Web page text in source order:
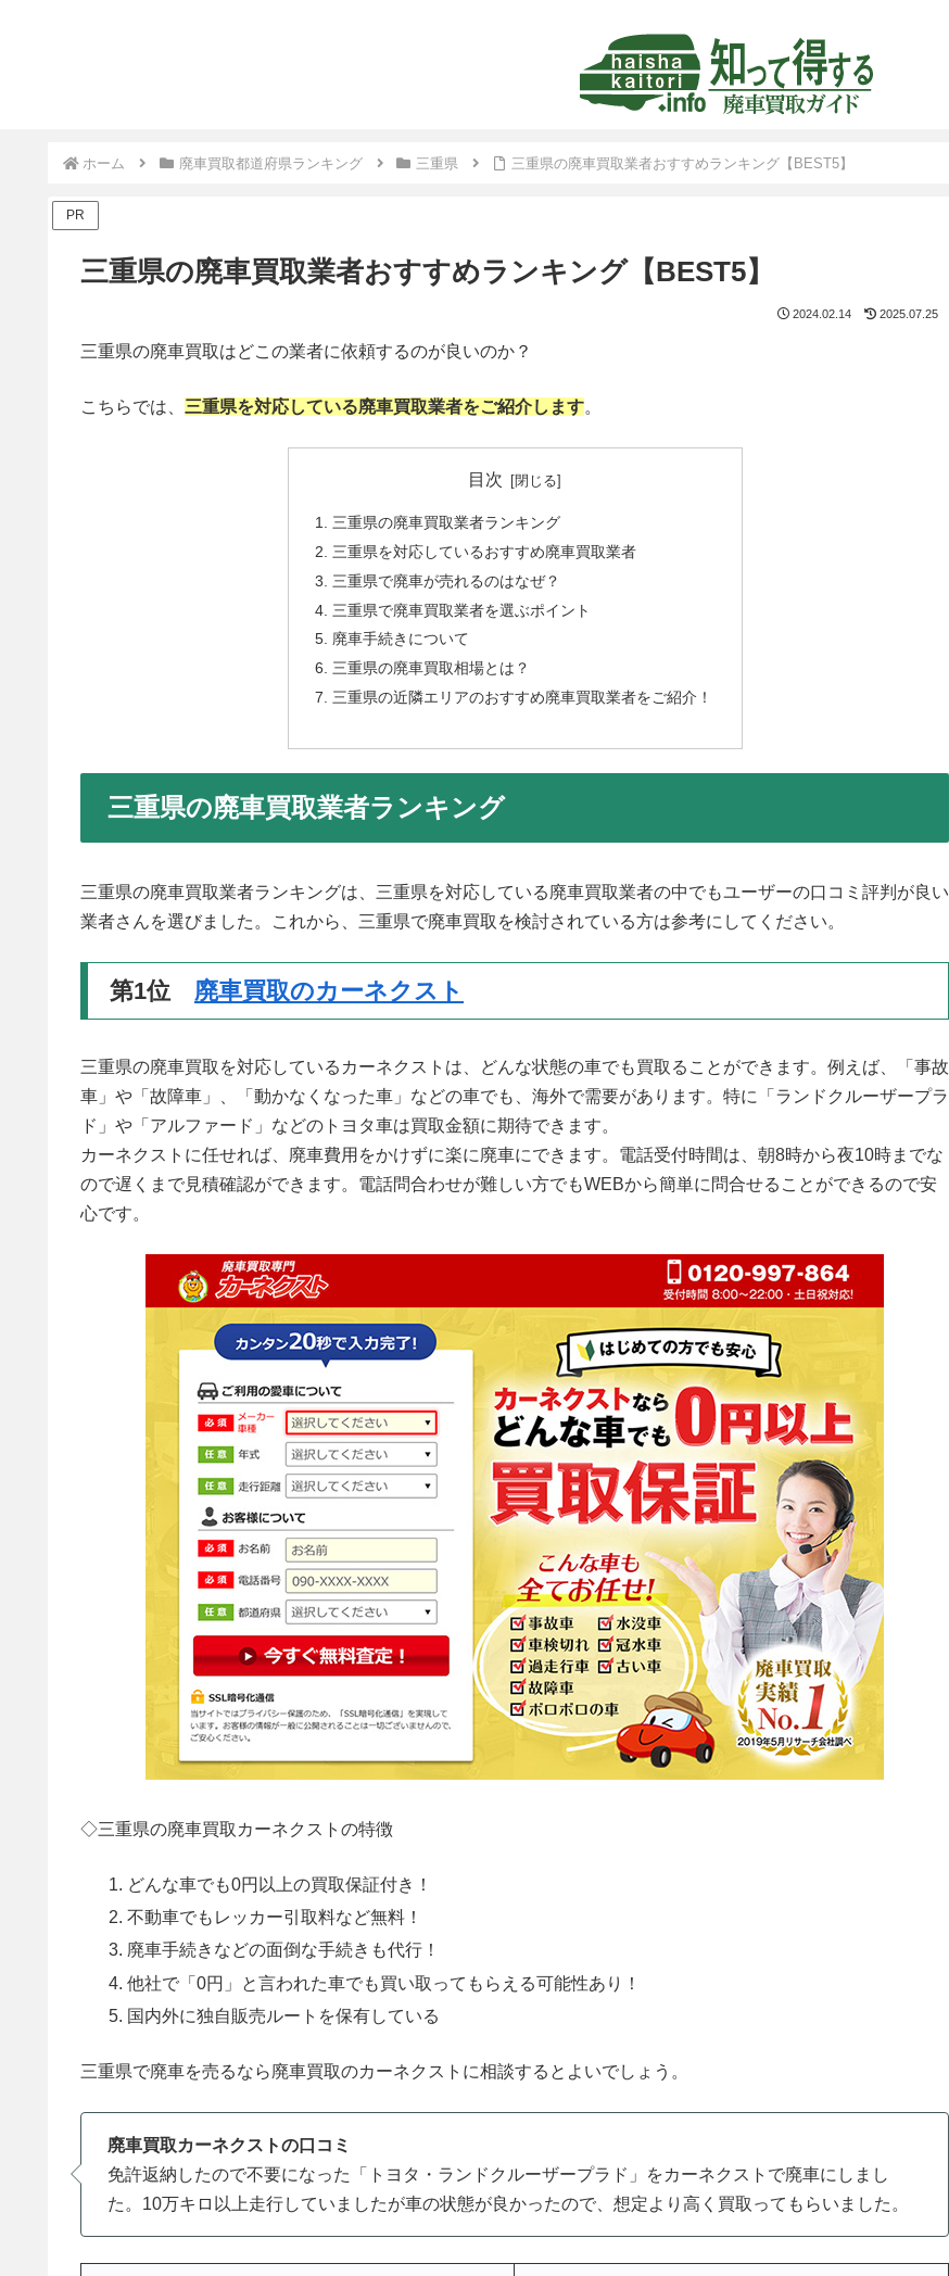
ホーム 廃車買取都道府県ランキング 三重県 三重県の廃車買取業者おすすめランキング【BEST5】
PR
三重県の廃車買取業者おすすめランキング【BEST5】
2024.02.14 2025.07.25
三重県の廃車買取はどこの業者に依頼するのが良いのか？
こちらでは、 三重県を対応している廃車買取業者をご紹介します。
目次
三重県の廃車買取業者ランキング
三重県を対応しているおすすめ廃車買取業者
三重県で廃車が売れるのはなぜ？
三重県で廃車買取業者を選ぶポイント
廃車手続きについて
三重県の廃車買取相場とは？
三重県の近隣エリアのおすすめ廃車買取業者をご紹介！
三重県の廃車買取業者ランキング
三重県の廃車買取業者ランキングは、三重県を対応している廃車買取業者の中でもユーザーの口コミ評判が良い
業者さんを選びました。これから、三重県で廃車買取を検討されている方は参考にしてください。
第1位 廃車買取のカーネクスト
三重県の廃車買取を対応しているカーネクストは、どんな状態の車でも買取ることができます。例えば、「事故
車」や「故障車」、「動かなくなった車」などの車でも、海外で需要があります。特に「ランドクルーザープラ
ド」や「アルファード」などのトヨタ車は買取金額に期待できます。
カーネクストに任せれば、廃車費用をかけずに楽に廃車にできます。電話受付時間は、朝8時から夜10時までな
ので遅くまで見積確認ができます。電話問合わせが難しい方でもWEBから簡単に問合せることができるので安
心です。
◇三重県の廃車買取カーネクストの特徴
どんな車でも0円以上の買取保証付き！
不動車でもレッカー引取料など無料！
廃車手続きなどの面倒な手続きも代行！
他社で「0円」と言われた車でも買い取ってもらえる可能性あり！
国内外に独自販売ルートを保有している
三重県で廃車を売るなら廃車買取のカーネクストに相談するとよいでしょう。
廃車買取カーネクストの口コミ
免許返納したので不要になった「トヨタ・ランドクルーザープラド」をカーネクストで廃車にしまし
た。10万キロ以上走行していましたが車の状態が良かったので、想定より高く買取ってもらいました。